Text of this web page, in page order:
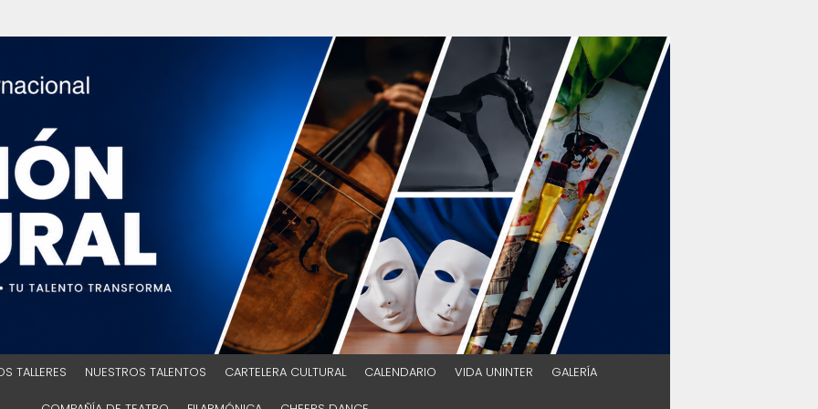
TALLERES NUESTROS TALENTOS CARTELERA CULTURAL CALENDARIO VIDA UNINTER GALERÍA